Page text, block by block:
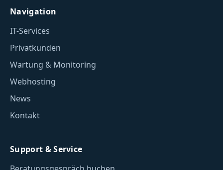
Navigation
IT-Services
Privatkunden
Wartung & Monitoring
Webhosting
News
Kontakt
Support & Service